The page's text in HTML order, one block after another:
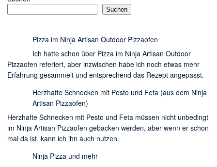
Suchen
Pizza im Ninja Artisan Outdoor Pizzaofen
Ich hatte schon über Pizza im Ninja Artisan Outdoor
Pizzaofen referiert, aber inzwischen habe ich noch etwas mehr
Erfahrung gesammelt und entsprechend das Rezept angepasst.
Herzhafte Schnecken mit Pesto und Feta (aus dem Ninja
Artisan Pizzaofen)
Herzhafte Schnecken mit Pesto und Feta müssen nicht unbedingt
im Ninja Artisan Pizzaofen gebacken werden, aber wenn er schon
mal da ist, kann ich ihn auch nutzen.
Ninja Pizza und mehr